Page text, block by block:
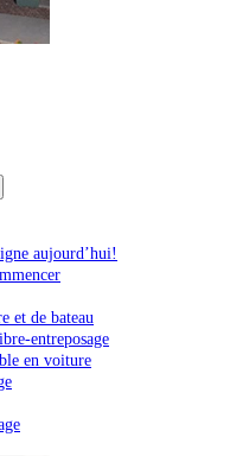
aujourd’hui!
et de bateau
entreposage
en voiture